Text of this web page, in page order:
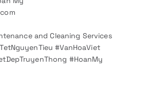
and Cleaning Services
#VanHoaViet
#HoanMy